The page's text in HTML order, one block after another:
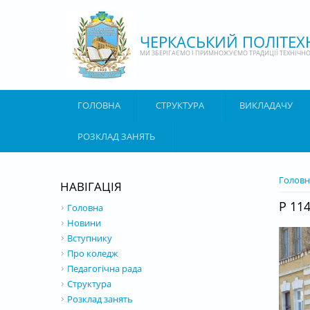
ЧЕРКАСЬКИЙ
МИ ЗБЕРІГАЄМО І ПРИМНОЖУЄМО ТРАДИЦІЇ
ГОЛОВНА СТРУКТУРА ВИКЛАДАЧУ
РОЗКЛАД ЗАНЯТЬ
ВИ Є
P
НАВІГАЦІЯ
Головна
Новини
Вступнику
Про коледж
Педагогічна рада
Структура
Розклад занять